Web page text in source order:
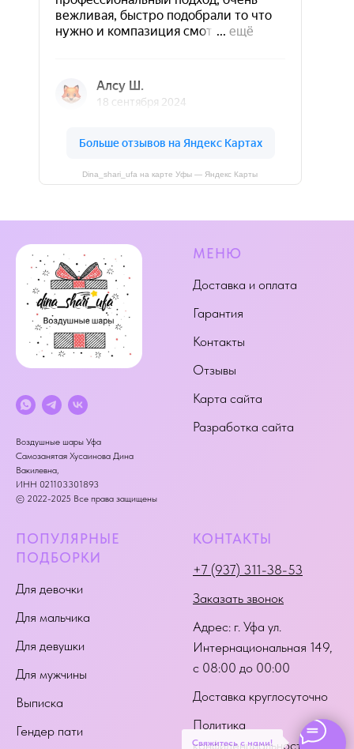
Свяжитесь с нами!
Dina_shari_ufa на карте Уфы — Яндекс Карты
Воздушные шары Уфа
Самозанятая Хусаинова Дина
Вакилевна,
ИНН 021103301893
© 2022-2025 Все права защищены
МЕНЮ
Доставка и оплата
Гарантия
Контакты
Отзывы
Карта сайта
Разработка сайта
ПОПУЛЯРНЫЕ
ПОДБОРКИ
Для девочки
Для мальчика
Для девушки
Для мужчины
Выписка
Гендер пати
КОНТАКТЫ
+7 (937) 311-38-53
Заказать звонок
Адрес: г. Уфа ул.
Интернациональная 149,
с 08:00 до 00:00
Доставка круглосуточно
Политика
конфиденциальности